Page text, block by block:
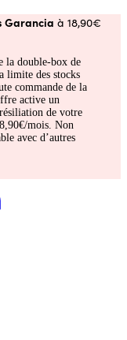
Garancia à 18,90€
la double-box de
limite des stocks
commande de la
active un
de votre
mois. Non
avec d’autres